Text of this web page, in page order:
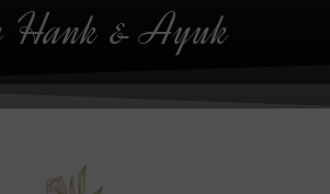
Hank & Ayuk